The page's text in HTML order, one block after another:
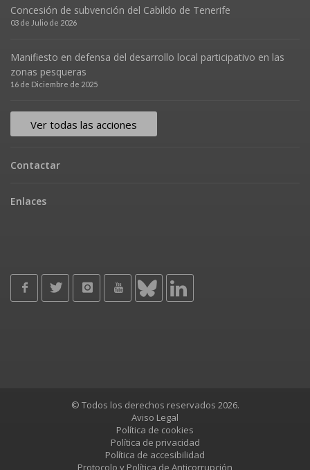
Concesión de subvención del Cabildo de Tenerife
03 de Julio de 2026
Manifiesto en defensa del desarrollo local participativo en las
zonas pesqueras
16 de Diciembre de 2025
Ver todas las acciones
Contactar
Enlaces
© Todos los derechos reservados 2026.
Aviso Legal
Política de cookies
Política de privacidad
Política de accesibilidad
Protocolo y Política de Anticorrupción